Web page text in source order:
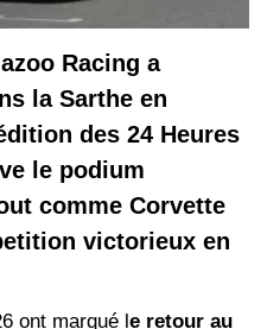
Racing a
la Sarthe en
des 24 Heures
le podium
comme Corvette
victorieux en
ont marqué le retour au